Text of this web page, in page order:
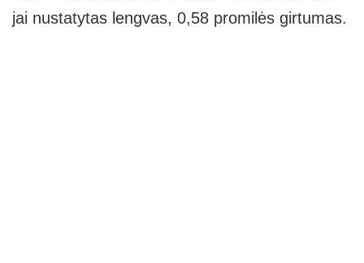
jai nustatytas lengvas, 0,58 promilės girtumas.